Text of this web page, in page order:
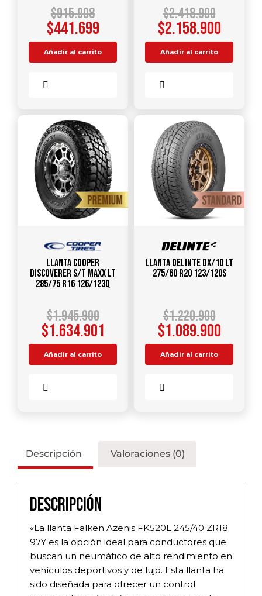
$915.908
$441.699
Añadir al carrito
$2.418.900
$2.158.900
Añadir al carrito
Llanta COOPER
DISCOVERER S/T MAXX LT
285/75 R16 126/123Q
$1.945.900
$1.634.901
Añadir al carrito
Llanta DELINTE DX/10 LT
275/60 R20 123/120S
$1.220.900
$1.089.900
Añadir al carrito
Descripción Valoraciones (0)
Descripción
«La llanta Falken Azenis FK520L 245/40 ZR18
97Y es la opción ideal para conductores que
buscan un neumático de alto rendimiento en
vehículos deportivos y de lujo. Esta llanta ha
sido diseñada para ofrecer un control